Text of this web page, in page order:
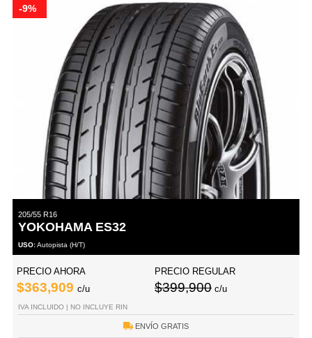
-9%
205/55 R16
YOKOHAMA ES32
USO:Autopista (H/T)
PRECIO AHORA
$363,909 c/u
PRECIO REGULAR
$399,900 c/u
IVA INCLUIDO | NO INCLUYE RIN
ENVÍO GRATIS